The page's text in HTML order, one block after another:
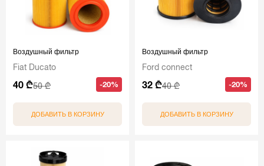
Воздушный фильтр
Fiat Ducato
40 ₾50 ₾ -20%
ДОБАВИТЬ В КОРЗИНУ
Воздушный фильтр
Ford connect
32 ₾40 ₾ -20%
ДОБАВИТЬ В КОРЗИНУ